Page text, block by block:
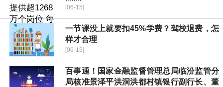
[06-15]
一节课没上就要扣45%学费？驾校退费，怎
样才合理
[06-15]
百事通！国家金融监督管理总局临汾监管分
局核准景泽平洪洞洪都村镇银行副行长、董